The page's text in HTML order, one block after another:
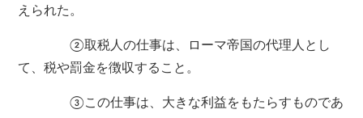
えられた。
②取税人の仕事は、ローマ帝国の代理人とし
て、税や罰金を徴収すること。
③この仕事は、大きな利益をもたらすものであ